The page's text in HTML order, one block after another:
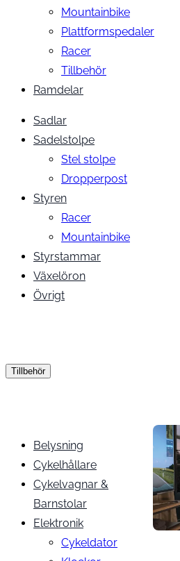
Mountainbike
Plattformspedaler
Racer
Tillbehör
Ramdelar
Sadlar
Sadelstolpe
Stel stolpe
Dropperpost
Styren
Racer
Mountainbike
Styrstammar
Växelöron
Övrigt
Tillbehör
Belysning
Cykelhållare
Cykelvagnar &
Barnstolar
Elektronik
Cykeldator